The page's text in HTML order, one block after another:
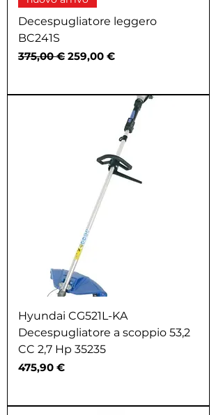
Decespugliatore leggero
BC241S
Prezzo regolare
375,00 € Prezzo scontato
259,00 €
Hyundai CG521L-KA
Decespugliatore a scoppio 53,2
CC 2,7 Hp 35235
Prezzo
475,90 €